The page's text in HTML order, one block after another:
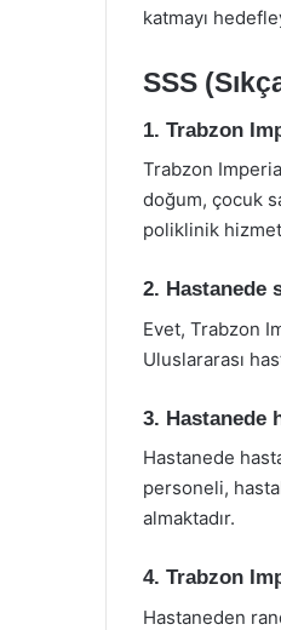
katmayı
SSS
1. Trabzon
Trabzon
doğum, çocuk
poliklinik
2. Hastanede
Evet, Trabzon
Uluslararası
3. Hastanede
Hastanede
personeli,
almaktadır.
4. Trabzon
Hastaneden